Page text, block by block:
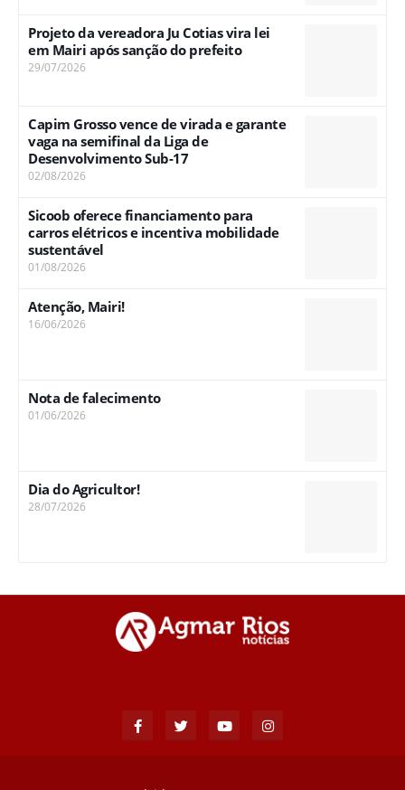
Projeto da vereadora Ju Cotias vira lei
em Mairi após sanção do prefeito
29/07/2026
Capim Grosso vence de virada e garante
vaga na semifinal da Liga de
Desenvolvimento Sub-17
02/08/2026
Sicoob oferece financiamento para
carros elétricos e incentiva mobilidade
sustentável
01/08/2026
Atenção, Mairi!
16/06/2026
Nota de falecimento
01/06/2026
Dia do Agricultor!
28/07/2026